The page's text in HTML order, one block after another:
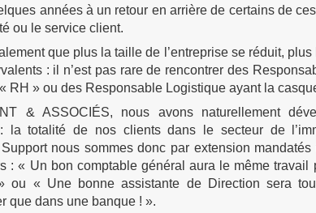
années à un retour en arrière de certains de
ou le service client.
que plus la taille de l’entreprise se réduit,
: il n’est pas rare de rencontrer des
RH » ou des Responsable Logistique ayant la
& ASSOCIÉS, nous avons naturellement
la totalité de nos clients dans le secteur de
nous sommes donc par extension
: « Un bon comptable général aura le même travail
ou « Une bonne assistante de Direction sera
que dans une banque ! ».